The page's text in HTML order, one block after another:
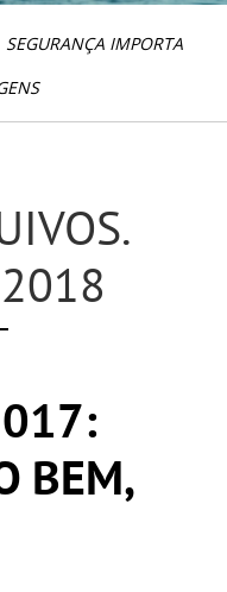
SEGURANÇA IMPORTA
BEM,